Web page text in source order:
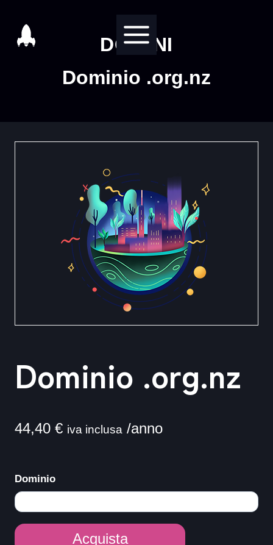
contenuto
DOMINI
Dominio .org.nz
Dominio .org.nz
44,40 € iva inclusa /anno
Dominio
Dominio
Acquista